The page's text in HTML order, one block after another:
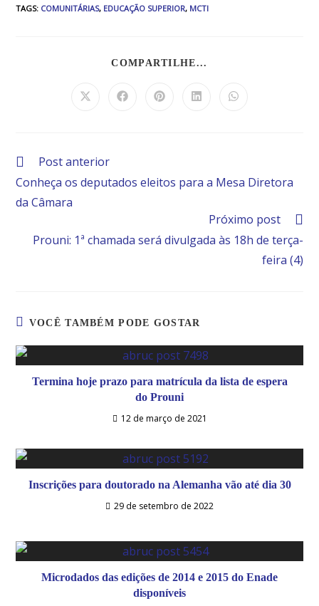
TAGS: COMUNITÁRIAS, EDUCAÇÃO SUPERIOR, MCTI
COMPARTILHE...
Post anterior
Conheça os deputados eleitos para a Mesa Diretora
da Câmara
Próximo post
Prouni: 1ª chamada será divulgada às 18h de terça-
feira (4)
VOCÊ TAMBÉM PODE GOSTAR
Termina hoje prazo para matrícula da lista de espera
do Prouni
12 de março de 2021
Inscrições para doutorado na Alemanha vão até dia 30
29 de setembro de 2022
Microdados das edições de 2014 e 2015 do Enade
disponíveis